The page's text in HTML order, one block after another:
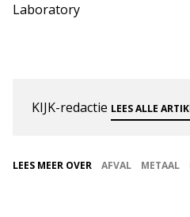
Laboratory
KIJK-redactie LEES ALLE
LEES MEER OVER AFVAL METAAL